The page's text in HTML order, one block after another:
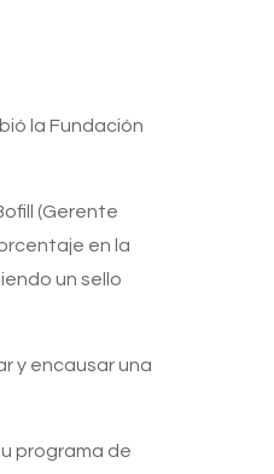
la Fundación
(Gerente
en la
un sello
y encausar una
programa de